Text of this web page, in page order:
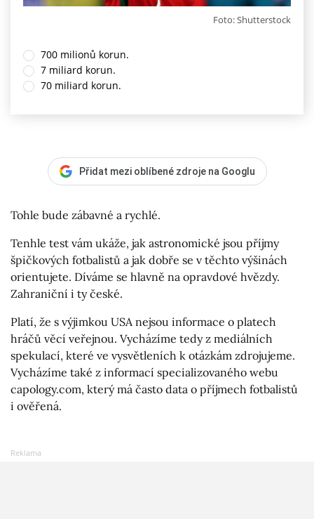
Foto: Shutterstock
700 milionů korun.
7 miliard korun.
70 miliard korun.
Přidat mezi oblíbené zdroje na Googlu
Tohle bude zábavné a rychlé.
Tenhle test vám ukáže, jak astronomické jsou příjmy
špičkových fotbalistů a jak dobře se v těchto výšinách
orientujete. Díváme se hlavně na opravdové hvězdy.
Zahraniční i ty české.
Platí, že s výjimkou USA nejsou informace o platech
hráčů věcí veřejnou. Vycházíme tedy z mediálních
spekulací, které ve vysvětleních k otázkám zdrojujeme.
Vycházíme také z informací specializovaného webu
capology.com, který má často data o příjmech fotbalistů
i ověřená.